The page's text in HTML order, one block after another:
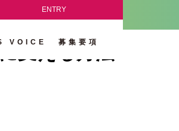
ENTRY
VOICE 募集要項
変える方法